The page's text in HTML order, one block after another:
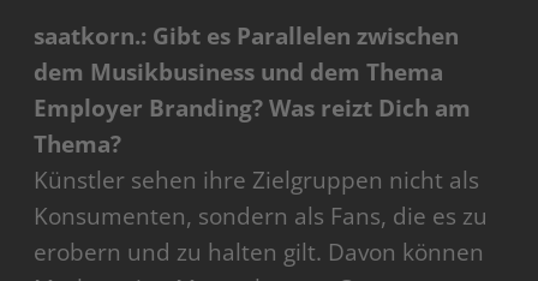
saatkorn.: Gibt es Parallelen zwischen
dem Musikbusiness und dem Thema
Employer Branding? Was reizt Dich am
Thema?
Künstler sehen ihre Zielgruppen nicht als
Konsumenten, sondern als Fans, die es zu
erobern und zu halten gilt. Davon können